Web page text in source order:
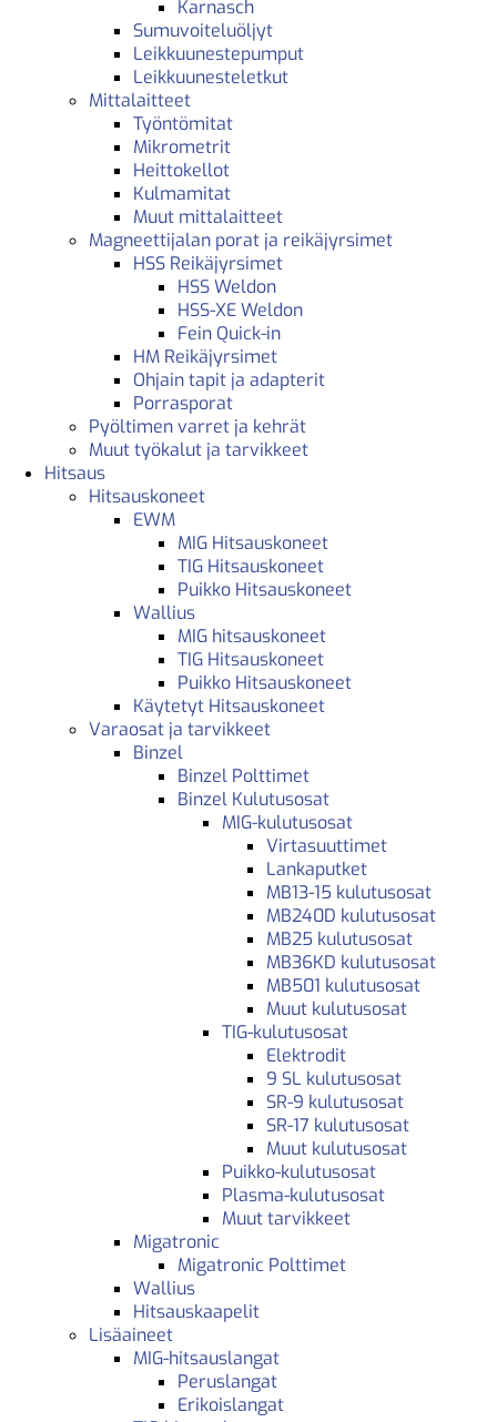
Karnasch
Sumuvoiteluöljyt
Leikkuunestepumput
Leikkuunesteletkut
Mittalaitteet
Työntömitat
Mikrometrit
Heittokellot
Kulmamitat
Muut mittalaitteet
Magneettijalan porat ja reikäjyrsimet
HSS Reikäjyrsimet
HSS Weldon
HSS-XE Weldon
Fein Quick-in
HM Reikäjyrsimet
Ohjain tapit ja adapterit
Porrasporat
Pyöltimen varret ja kehrät
Muut työkalut ja tarvikkeet
Hitsaus
Hitsauskoneet
EWM
MIG Hitsauskoneet
TIG Hitsauskoneet
Puikko Hitsauskoneet
Wallius
MIG hitsauskoneet
TIG Hitsauskoneet
Puikko Hitsauskoneet
Käytetyt Hitsauskoneet
Varaosat ja tarvikkeet
Binzel
Binzel Polttimet
Binzel Kulutusosat
MIG-kulutusosat
Virtasuuttimet
Lankaputket
MB13-15 kulutusosat
MB240D kulutusosat
MB25 kulutusosat
MB36KD kulutusosat
MB501 kulutusosat
Muut kulutusosat
TIG-kulutusosat
Elektrodit
9 SL kulutusosat
SR-9 kulutusosat
SR-17 kulutusosat
Muut kulutusosat
Puikko-kulutusosat
Plasma-kulutusosat
Muut tarvikkeet
Migatronic
Migatronic Polttimet
Wallius
Hitsauskaapelit
Lisäaineet
MIG-hitsauslangat
Peruslangat
Erikoislangat